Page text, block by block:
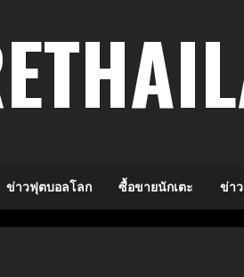
ข่าวฟุตบอลโลก ซื้อขายนักเตะ ข่า